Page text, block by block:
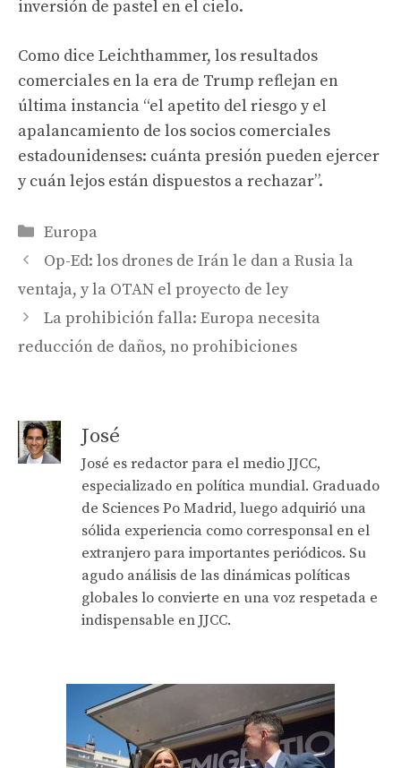
inversión de pastel en el cielo.
Como dice Leichthammer, los resultados
comerciales en la era de Trump reflejan en
última instancia “el apetito del riesgo y el
apalancamiento de los socios comerciales
estadounidenses: cuánta presión pueden ejercer
y cuán lejos están dispuestos a rechazar”.
Categories
Europa
Op-Ed: los drones de Irán le dan a Rusia la
ventaja, y la OTAN el proyecto de ley
La prohibición falla: Europa necesita
reducción de daños, no prohibiciones
José
José es redactor para el medio JJCC,
especializado en política mundial. Graduado
de Sciences Po Madrid, luego adquirió una
sólida experiencia como corresponsal en el
extranjero para importantes periódicos. Su
agudo análisis de las dinámicas políticas
globales lo convierte en una voz respetada e
indispensable en JJCC.